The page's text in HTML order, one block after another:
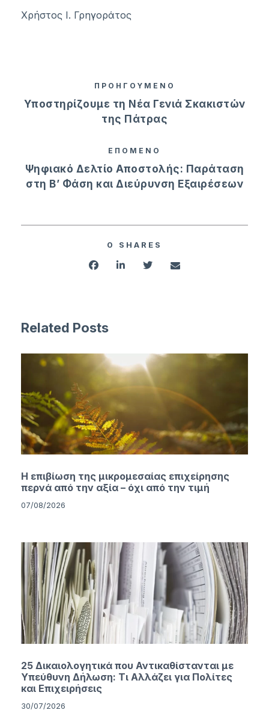
Χρήστος Ι. Γρηγοράτος
ΠΡΟΗΓΟΥΜΕΝΟ
Υποστηρίζουμε τη Νέα Γενιά Σκακιστών
της Πάτρας
ΕΠΟΜΕΝΟ
Ψηφιακό Δελτίο Αποστολής: Παράταση
στη Β’ Φάση και Διεύρυνση Εξαιρέσεων
0 SHARES
Related Posts
Η επιβίωση της μικρομεσαίας επιχείρησης
περνά από την αξία – όχι από την τιμή
07/08/2026
25 Δικαιολογητικά που Αντικαθίστανται με
Υπεύθυνη Δήλωση: Τι Αλλάζει για Πολίτες
και Επιχειρήσεις
30/07/2026